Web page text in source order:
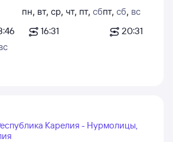
пн, вт, ср, чт, пт, сб
16:31
пт, сб, вс
20:31
Карелия - Нурмолицы,